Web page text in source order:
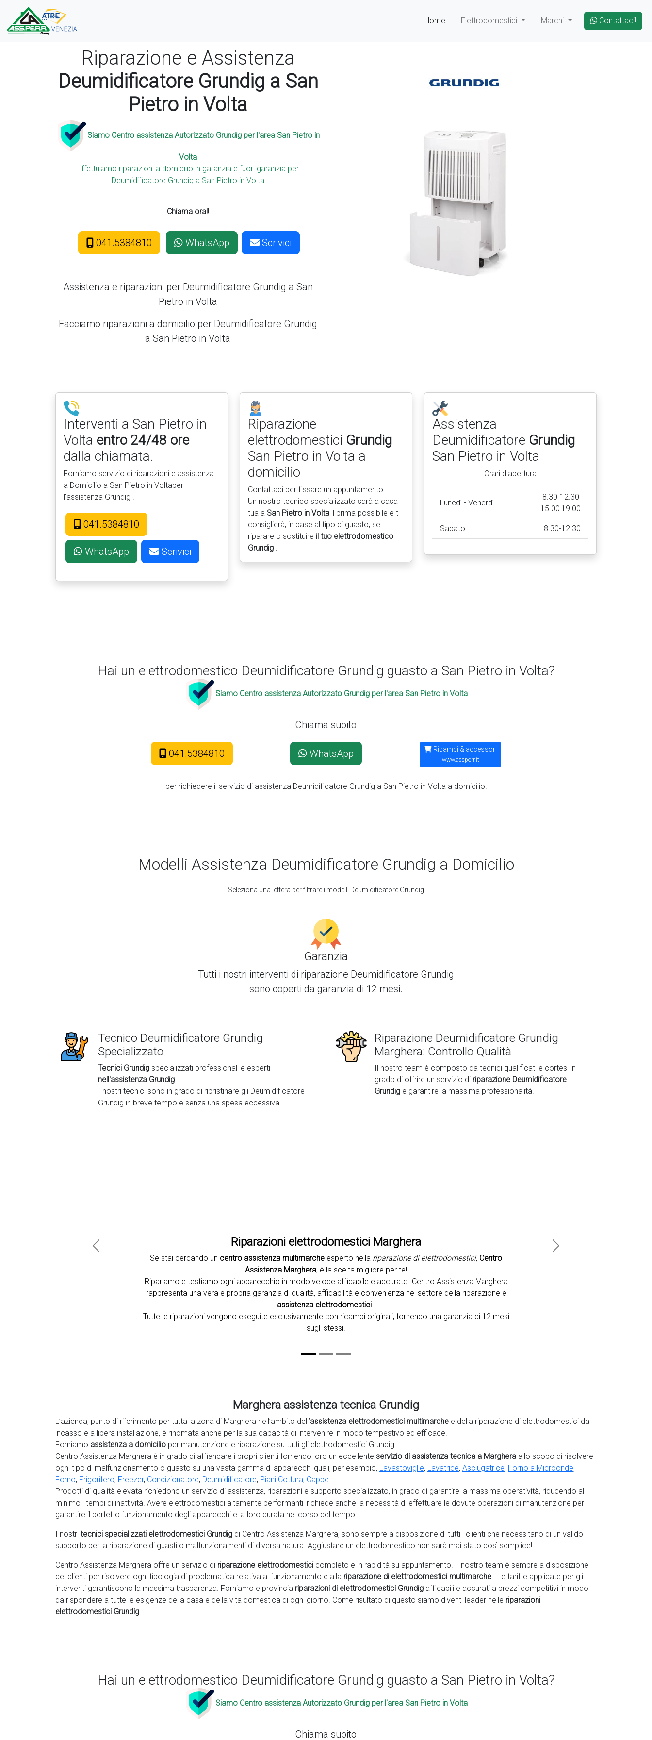
Home Elettrodomestici Marchi Contattaci!
Riparazione e Assistenza
Deumidificatore Grundig a San
Pietro in Volta
Siamo Centro assistenza Autorizzato Grundig per l'area San Pietro in
Volta
Effettuiamo riparazioni a domicilio in garanzia e fuori garanzia per
Deumidificatore Grundig a San Pietro in Volta
Chiama ora!!
041.5384810 WhatsApp Scrivici
Assistenza e riparazioni per Deumidificatore Grundig a San
Pietro in Volta
Facciamo riparazioni a domicilio per Deumidificatore Grundig
a San Pietro in Volta
Interventi a San Pietro in
Volta entro 24/48 ore
dalla chiamata.
Forniamo servizio di riparazioni e assistenza
a Domicilio a San Pietro in Voltaper
l'assistenza Grundig .
041.5384810
WhatsApp Scrivici
Riparazione
elettrodomestici Grundig
San Pietro in Volta a
domicilio
Contattaci per fissare un appuntamento.
Un nostro tecnico specializzato sarà a casa
tua a San Pietro in Volta il prima possibile e ti
consiglierà, in base al tipo di guasto, se
riparare o sostituire il tuo elettrodomestico
Grundig .
Assistenza
Deumidificatore Grundig
San Pietro in Volta
Orari d'apertura
Lunedì - Venerdì
8.30-12.30
15.00:19.00
Sabato 8.30-12.30
Hai un elettrodomestico Deumidificatore Grundig guasto a San Pietro in Volta?
Siamo Centro assistenza Autorizzato Grundig per l'area San Pietro in Volta
Chiama subito
041.5384810 WhatsApp Ricambi & accessori
www.assperr.it
per richiedere il servizio di assistenza Deumidificatore Grundig a San Pietro in Volta a domicilio.
Modelli Assistenza Deumidificatore Grundig a Domicilio
Seleziona una lettera per filtrare i modelli Deumidificatore Grundig
Garanzia
Tutti i nostri interventi di riparazione Deumidificatore Grundig
sono coperti da garanzia di 12 mesi.
Tecnico Deumidificatore Grundig
Specializzato
Tecnici Grundig specializzati professionali e esperti
nell'assistenza Grundig.
I nostri tecnici sono in grado di ripristinare gli Deumidificatore
Grundig in breve tempo e senza una spesa eccessiva.
Riparazione Deumidificatore Grundig
Marghera: Controllo Qualità
Il nostro team è composto da tecnici qualificati e cortesi in
grado di offrire un servizio di riparazione Deumidificatore
Grundig e garantire la massima professionalità.
Riparazioni elettrodomestici Marghera
Se stai cercando un centro assistenza multimarche esperto nella riparazione di elettrodomestici, Centro
Assistenza Marghera, è la scelta migliore per te!
Ripariamo e testiamo ogni apparecchio in modo veloce affidabile e accurato. Centro Assistenza Marghera
rappresenta una vera e propria garanzia di qualità, affidabilità e convenienza nel settore della riparazione e
assistenza elettrodomestici .
Tutte le riparazioni vengono eseguite esclusivamente con ricambi originali, fornendo una garanzia di 12 mesi
sugli stessi.
Previous Next
Marghera assistenza tecnica Grundig
L’azienda, punto di riferimento per tutta la zona di Marghera nell’ambito dell’assistenza elettrodomestici multimarche e della riparazione di elettrodomestici da
incasso e a libera installazione, è rinomata anche per la sua capacità di intervenire in modo tempestivo ed efficace.
Forniamo assistenza a domicilio per manutenzione e riparazione su tutti gli elettrodomestici Grundig .
Centro Assistenza Marghera è in grado di affiancare i propri clienti fornendo loro un eccellente servizio di assistenza tecnica a Marghera allo scopo di risolvere
ogni tipo di malfunzionamento o guasto su una vasta gamma di apparecchi quali, per esempio, Lavastoviglie, Lavatrice, Asciugatrice, Forno a Microonde,
Forno, Frigorifero, Freezer, Condizionatore, Deumidificatore, Piani Cottura, Cappe.
Prodotti di qualità elevata richiedono un servizio di assistenza, riparazioni e supporto specializzato, in grado di garantire la massima operatività, riducendo al
minimo i tempi di inattività. Avere elettrodomestici altamente performanti, richiede anche la necessità di effettuare le dovute operazioni di manutenzione per
garantire il perfetto funzionamento degli apparecchi e la loro durata nel corso del tempo.
I nostri tecnici specializzati elettrodomestici Grundig di Centro Assistenza Marghera, sono sempre a disposizione di tutti i clienti che necessitano di un valido
supporto per la riparazione di guasti o malfunzionamenti di diversa natura. Aggiustare un elettrodomestico non sarà mai stato così semplice!
Centro Assistenza Marghera offre un servizio di riparazione elettrodomestici completo e in rapidità su appuntamento. Il nostro team è sempre a disposizione
dei clienti per risolvere ogni tipologia di problematica relativa al funzionamento e alla riparazione di elettrodomestici multimarche . Le tariffe applicate per gli
interventi garantiscono la massima trasparenza. Forniamo e provincia riparazioni di elettrodomestici Grundig affidabili e accurati a prezzi competitivi in modo
da rispondere a tutte le esigenze della casa e della vita domestica di ogni giorno. Come risultato di questo siamo diventi leader nelle riparazioni
elettrodomestici Grundig.
Hai un elettrodomestico Deumidificatore Grundig guasto a San Pietro in Volta?
Siamo Centro assistenza Autorizzato Grundig per l'area San Pietro in Volta
Chiama subito